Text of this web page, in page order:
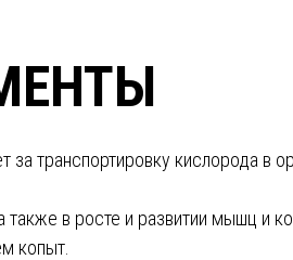
транспортировку кислорода в
в росте и развитии мышц и
копыт.